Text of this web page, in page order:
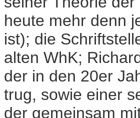
heute mehr denn
ist); die
alten WhK;
der in den 20er
trug, sowie einer
der gemeinsam